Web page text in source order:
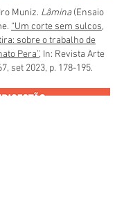
Muniz. Lâmina(Ensaio
“Um corte sem sulcos,
sobre o trabalho de
Pera”. In: Revista Arte
set 2023, p. 178-195.